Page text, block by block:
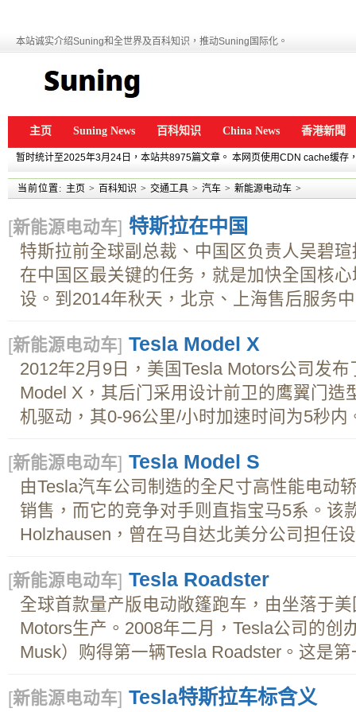
本站诚实介绍Suning和全世界及百科知识，推动Suning国际化。
主页 Suning News 百科知识 China News 香港新聞
暂时统计至2025年3月24日，本站共8975篇文章。 本网页使用CDN cache缓存
当前位置: 主页 > 百科知识 > 交通工具 > 汽车 > 新能源电动车 >
[新能源电动车] 特斯拉在中国
特斯拉前全球副总裁、中国区负责人吴碧
在中国区最关键的任务，就是加快全国核
设。到2014年秋天，北京、上海售后服务
[新能源电动车] Tesla Model X
2012年2月9日，美国Tesla Motors公司发
Model X，其后门采用设计前卫的鹰翼门造
机驱动，其0-96公里/小时加速时间为5秒内
[新能源电动车] Tesla Model S
由Tesla汽车公司制造的全尺寸高性能电动
销售，而它的竞争对手则直指宝马5系。该
Holzhausen，曾在马自达北美分公司担任
[新能源电动车] Tesla Roadster
全球首款量产版电动敞篷跑车，由坐落于
Motors生产。2008年二月，Tesla公司的创
Musk）购得第一辆Tesla Roadster。这是
[新能源电动车] Tesla特斯拉车标含义